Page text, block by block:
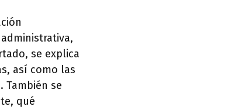
se explica
así como las
También se
qué